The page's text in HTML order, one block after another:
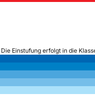
Die Einstufung erfolgt in die